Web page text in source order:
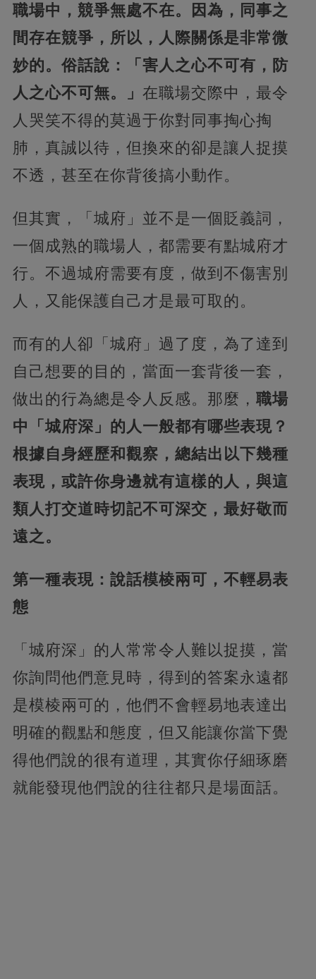
職場中，競爭無處不在。因為，同事之
間存在競爭，所以，人際關係是非常微
妙的。俗話說：「害人之心不可有，防
人之心不可無。」 在職場交際中，最令
人哭笑不得的莫過于你對同事掏心掏
肺，真誠以待，但換來的卻是讓人捉摸
不透，甚至在你背後搞小動作。
但其實，「城府」並不是一個貶義詞，
一個成熟的職場人，都需要有點城府才
行。不過城府需要有度，做到不傷害別
人，又能保護自己才是最可取的。
而有的人卻「城府」過了度，為了達到
自己想要的目的，當面一套背後一套，
做出的行為總是令人反感。那麼， 職場
中「城府深」的人一般都有哪些表現？
根據自身經歷和觀察，總結出以下幾種
表現，或許你身邊就有這樣的人，與這
類人打交道時切記不可深交，最好敬而
遠之。
第一種表現：說話模棱兩可，不輕易表
態
「城府深」的人常常令人難以捉摸，當
你詢問他們意見時，得到的答案永遠都
是模棱兩可的，他們不會輕易地表達出
明確的觀點和態度，但又能讓你當下覺
得他們說的很有道理，其實你仔細琢磨
就能發現他們說的往往都只是場面話。